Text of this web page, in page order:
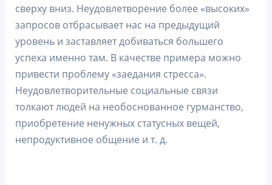
сверху вниз. Неудовлетворение более «высоких»
запросов отбрасывает нас на предыдущий
уровень и заставляет добиваться большего
успеха именно там. В качестве примера можно
привести проблему «заедания стресса».
Неудовлетворительные социальные связи
толкают людей на необоснованное гурманство,
приобретение ненужных статусных вещей,
непродуктивное общение и т. д.